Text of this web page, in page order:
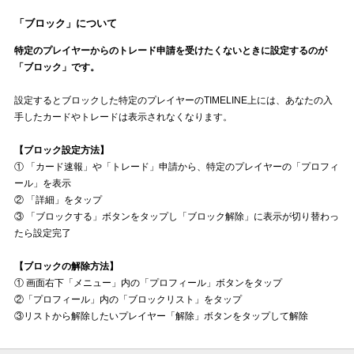
「ブロック」について
特定のプレイヤーからのトレード申請を受けたくないときに設定するのが
「ブロック」です。
設定するとブロックした特定のプレイヤーのTIMELINE上には、あなたの入
手したカードやトレードは表示されなくなります。
【ブロック設定方法】
① 「カード速報」や「トレード」申請から、特定のプレイヤーの「プロフィ
ール」を表示
② 「詳細」をタップ
③ 「ブロックする」ボタンをタップし「ブロック解除」に表示が切り替わっ
たら設定完了
【ブロックの解除方法】
① 画面右下「メニュー」内の「プロフィール」ボタンをタップ
②「プロフィール」内の「ブロックリスト」をタップ
③リストから解除したいプレイヤー「解除」ボタンをタップして解除